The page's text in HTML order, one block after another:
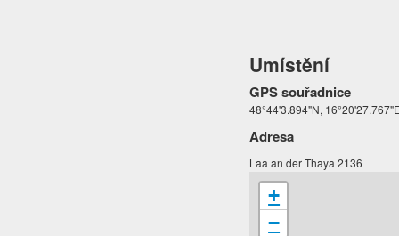
Umístění
GPS souřadnice
48°44'3.894"N,
Adresa
Laa an der Thaya 2136
+
−